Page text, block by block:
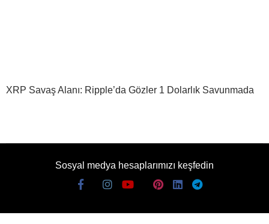
XRP Savaş Alanı: Ripple’da Gözler 1 Dolarlık Savunmada
Sosyal medya hesaplarımızı keşfedin